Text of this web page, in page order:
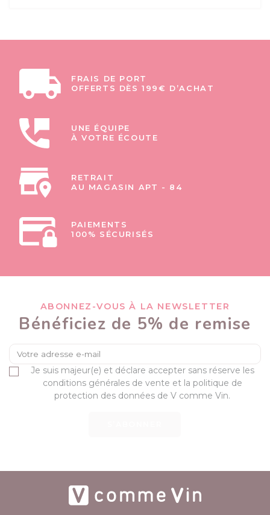
FRAIS DE PORT
OFFERTS DÈS 199€ D’ACHAT
UNE ÉQUIPE
À VOTRE ÉCOUTE
RETRAIT
AU MAGASIN APT - 84
PAIEMENTS
100% SÉCURISÉS
ABONNEZ-VOUS À LA NEWSLETTER
Bénéficiez de 5% de remise
Je suis majeur(e) et déclare accepter sans réserve les
conditions générales de vente et la politique de
protection des données de V comme Vin.